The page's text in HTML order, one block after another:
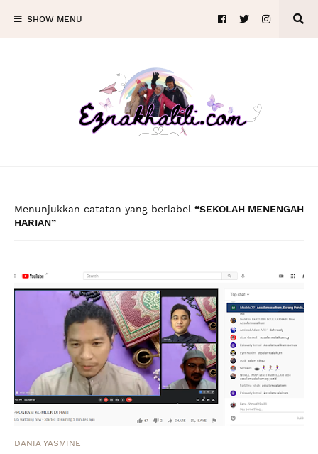
SHOW MENU
Menunjukkan catatan yang berlabel
SEKOLAH MENENGAH
HARIAN
DANIA YASMINE